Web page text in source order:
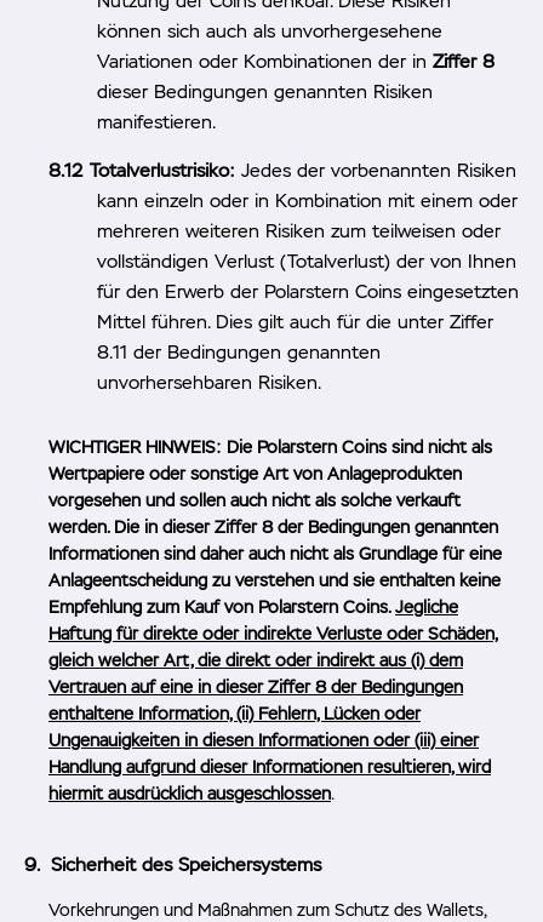
können sich auch als unvorhergesehene
Variationen oder Kombinationen der in Ziffer 8
dieser Bedingungen genannten Risiken
manifestieren.
Totalverlustrisiko: Jedes der vorbenannten Risiken
kann einzeln oder in Kombination mit einem oder
mehreren weiteren Risiken zum teilweisen oder
vollständigen Verlust (Totalverlust) der von Ihnen
für den Erwerb der Polarstern Coins eingesetzten
Mittel führen. Dies gilt auch für die unter Ziffer
8.11 der Bedingungen genannten
unvorhersehbaren Risiken.
WICHTIGER HINWEIS: Die Polarstern Coins sind nicht als
Wertpapiere oder sonstige Art von Anlageprodukten
vorgesehen und sollen auch nicht als solche verkauft
werden. Die in dieser Ziffer 8 der Bedingungen genannten
Informationen sind daher auch nicht als Grundlage für eine
Anlageentscheidung zu verstehen und sie enthalten keine
Empfehlung zum Kauf von Polarstern Coins.Jegliche
Haftung für direkte oder indirekte Verluste oder Schäden,
gleich welcher Art, die direkt oder indirekt aus (i) dem
Vertrauen auf eine in dieser Ziffer 8 der Bedingungen
enthaltene Information, (ii) Fehlern, Lücken oder
Ungenauigkeiten in diesen Informationen oder (iii) einer
Handlung aufgrund dieser Informationen resultieren, wird
hiermit ausdrücklich ausgeschlossen.
Sicherheit des Speichersystems
Vorkehrungen und Maßnahmen zum Schutz des Wallets,